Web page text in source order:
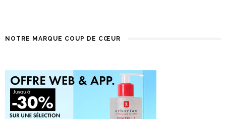
NOTRE MARQUE COUP DE CŒUR